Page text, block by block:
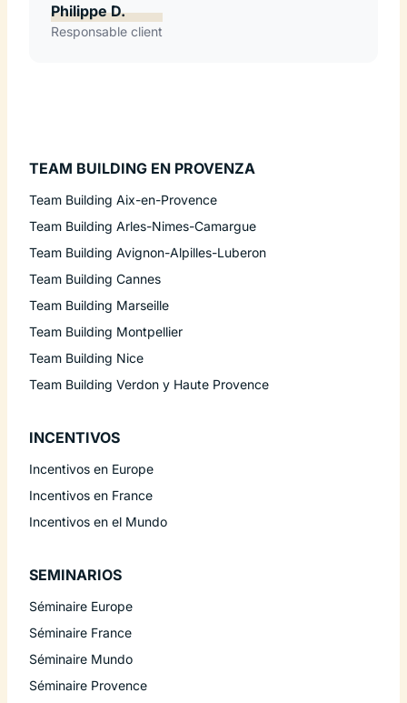
Philippe D.
Responsable client
TEAM BUILDING EN PROVENZA
Team Building Aix-en-Provence
Team Building Arles-Nimes-Camargue
Team Building Avignon-Alpilles-Luberon
Team Building Cannes
Team Building Marseille
Team Building Montpellier
Team Building Nice
Team Building Verdon y Haute Provence
INCENTIVOS
Incentivos en Europe
Incentivos en France
Incentivos en el Mundo
SEMINARIOS
Séminaire Europe
Séminaire France
Séminaire Mundo
Séminaire Provence